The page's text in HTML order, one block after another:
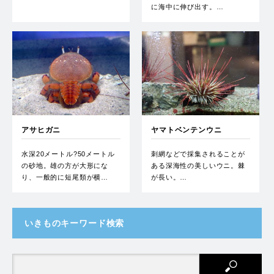
に海中に伸び出す。…
アサヒガニ
水深20メートル?50メートル
の砂地。雄の方が大形にな
り、一般的に短尾類が横…
ヤマトベンテンウニ
刺網などで採集されることが
ある深海性の美しいウニ。棘
が長い。…
いきものキーワード検索